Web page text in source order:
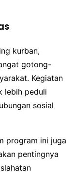
kurban,
gotong-
Kegiatan
lebih peduli
sosial
program ini juga
pentingnya